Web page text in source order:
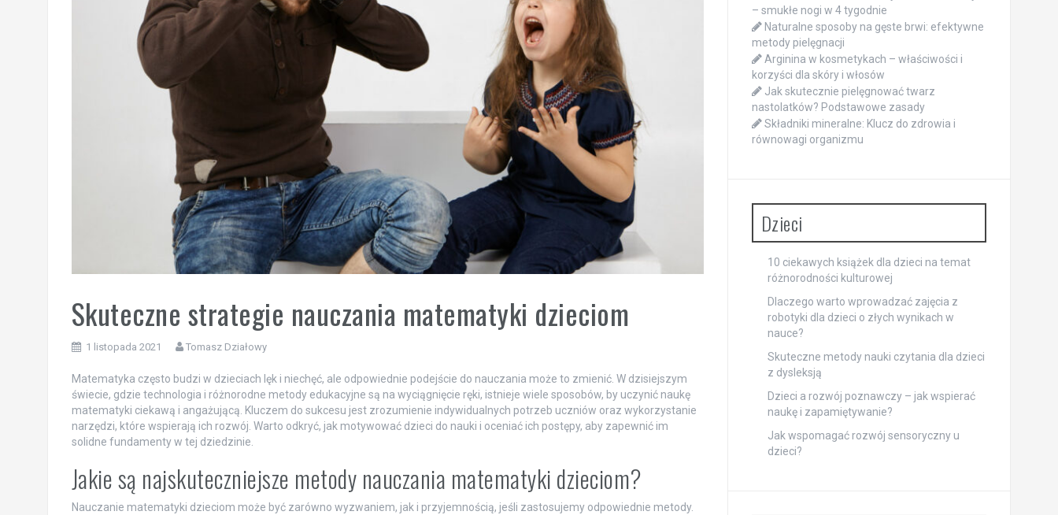
Skuteczne strategie nauczania matematyki dzieciom
1 listopada 2021 Tomasz Działowy
Matematyka często budzi w dzieciach lęk i niechęć, ale odpowiednie podejście do nauczania może to zmienić. W dzisiejszym
świecie, gdzie technologia i różnorodne metody edukacyjne są na wyciągnięcie ręki, istnieje wiele sposobów, by uczynić naukę
matematyki ciekawą i angażującą. Kluczem do sukcesu jest zrozumienie indywidualnych potrzeb uczniów oraz wykorzystanie
narzędzi, które wspierają ich rozwój. Warto odkryć, jak motywować dzieci do nauki i oceniać ich postępy, aby zapewnić im
solidne fundamenty w tej dziedzinie.
Jakie są najskuteczniejsze metody nauczania matematyki dzieciom?
Nauczanie matematyki dzieciom może być zarówno wyzwaniem, jak i przyjemnością, jeśli zastosujemy odpowiednie metody.
– smukłe nogi w 4 tygodnie
Naturalne sposoby na gęste brwi: efektywne
metody pielęgnacji
Arginina w kosmetykach – właściwości i
korzyści dla skóry i włosów
Jak skutecznie pielęgnować twarz
nastolatków? Podstawowe zasady
Składniki mineralne: Klucz do zdrowia i
równowagi organizmu
Dzieci
10 ciekawych książek dla dzieci na temat
różnorodności kulturowej
Dlaczego warto wprowadzać zajęcia z
robotyki dla dzieci o złych wynikach w
nauce?
Skuteczne metody nauki czytania dla dzieci
z dysleksją
Dzieci a rozwój poznawczy – jak wspierać
naukę i zapamiętywanie?
Jak wspomagać rozwój sensoryczny u
dzieci?